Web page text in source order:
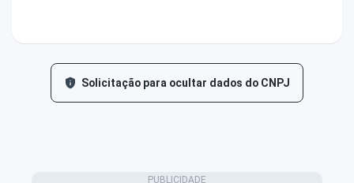
Solicitação para ocultar dados do CNPJ